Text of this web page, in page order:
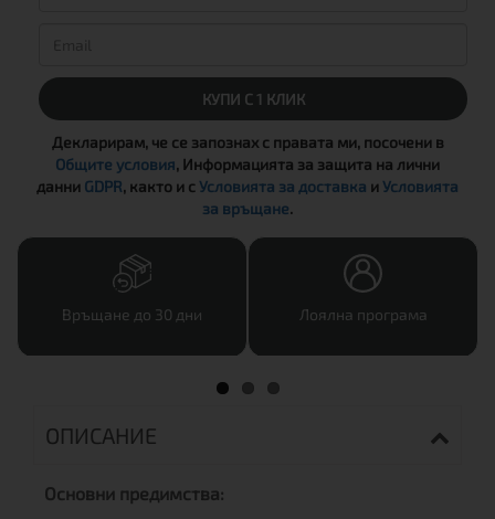
КУПИ С 1 КЛИК
Декларирам, че се запознах с правата ми, посочени в
Общите условия, Информацията за защита на лични
данни GDPR, както и сУсловията за доставка иУсловията
за връщане.
Връщане до 30 дни Лоялна програма
ОПИСАНИЕ
Основни предимства: